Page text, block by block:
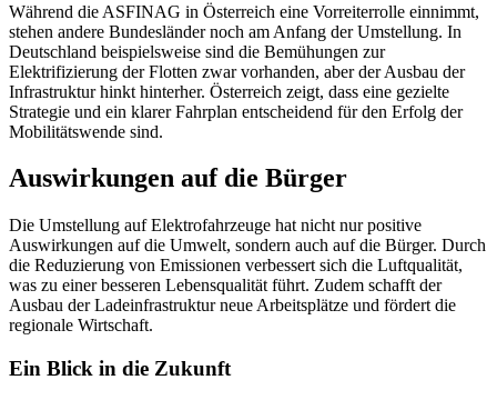
Während die ASFINAG in Österreich eine Vorreiterrolle einnimmt,
stehen andere Bundesländer noch am Anfang der Umstellung. In
Deutschland beispielsweise sind die Bemühungen zur
Elektrifizierung der Flotten zwar vorhanden, aber der Ausbau der
Infrastruktur hinkt hinterher. Österreich zeigt, dass eine gezielte
Strategie und ein klarer Fahrplan entscheidend für den Erfolg der
Mobilitätswende sind.
Auswirkungen auf die Bürger
Die Umstellung auf Elektrofahrzeuge hat nicht nur positive
Auswirkungen auf die Umwelt, sondern auch auf die Bürger. Durch
die Reduzierung von Emissionen verbessert sich die Luftqualität,
was zu einer besseren Lebensqualität führt. Zudem schafft der
Ausbau der Ladeinfrastruktur neue Arbeitsplätze und fördert die
regionale Wirtschaft.
Ein Blick in die Zukunft